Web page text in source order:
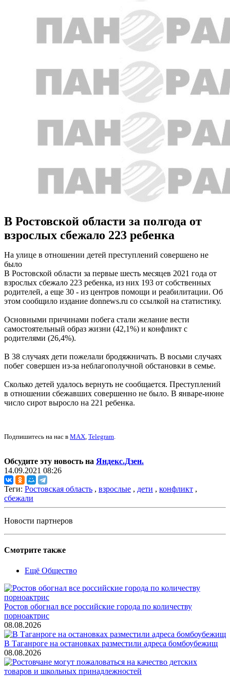
В Ростовской области за полгода от
взрослых сбежало 223 ребенка
На улице в отношении детей преступлений совершено не
было
В Ростовской области за первые шесть месяцев 2021 года от
взрослых сбежало 223 ребенка, из них 193 от собственных
родителей, а еще 30 - из центров помощи и реабилитации. Об
этом сообщило издание donnews.ru со ссылкой на статистику.
Основными причинами побега стали желание вести
самостоятельный образ жизни (42,1%) и конфликт с
родителями (26,4%).
В 38 случаях дети пожелали бродяжничать. В восьми случаях
побег совершен из-за неблагополучной обстановки в семье.
Сколько детей удалось вернуть не сообщается. Преступлений
в отношении сбежавших совершенно не было. В январе-июне
число сирот выросло на 221 ребенка.
Подпишитесь на нас в MAX, Telegram.
Обсудите эту новость на Яндекс.Дзен.
14.09.2021 08:26
Теги: Ростовская область , взрослые , дети , конфликт ,
сбежали
Новости партнеров
Смотрите также
Ещё Общество
Ростов обогнал все российские города по количеству
порноактрис
08.08.2026
В Таганроге на остановках разместили адреса бомбоубежищ
08.08.2026